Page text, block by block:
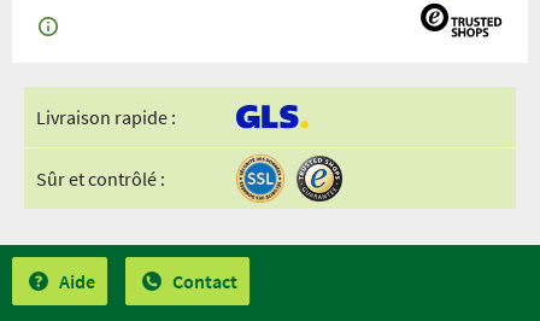
Livraison rapide :
Sûr et contrôlé :
Aide Contact